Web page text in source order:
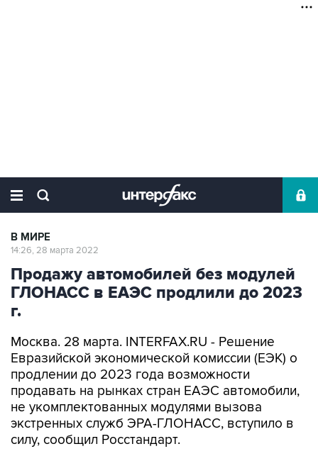
В МИРЕ
14:26, 28 марта 2022
Продажу автомобилей без модулей
ГЛОНАСС в ЕАЭС продлили до 2023
г.
Москва. 28 марта. INTERFAX.RU - Решение
Евразийской экономической комиссии (ЕЭК) о
продлении до 2023 года возможности
продавать на рынках стран ЕАЭС автомобили,
не укомплектованных модулями вызова
экстренных служб ЭРА-ГЛОНАСС, вступило в
силу, сообщил Росстандарт.